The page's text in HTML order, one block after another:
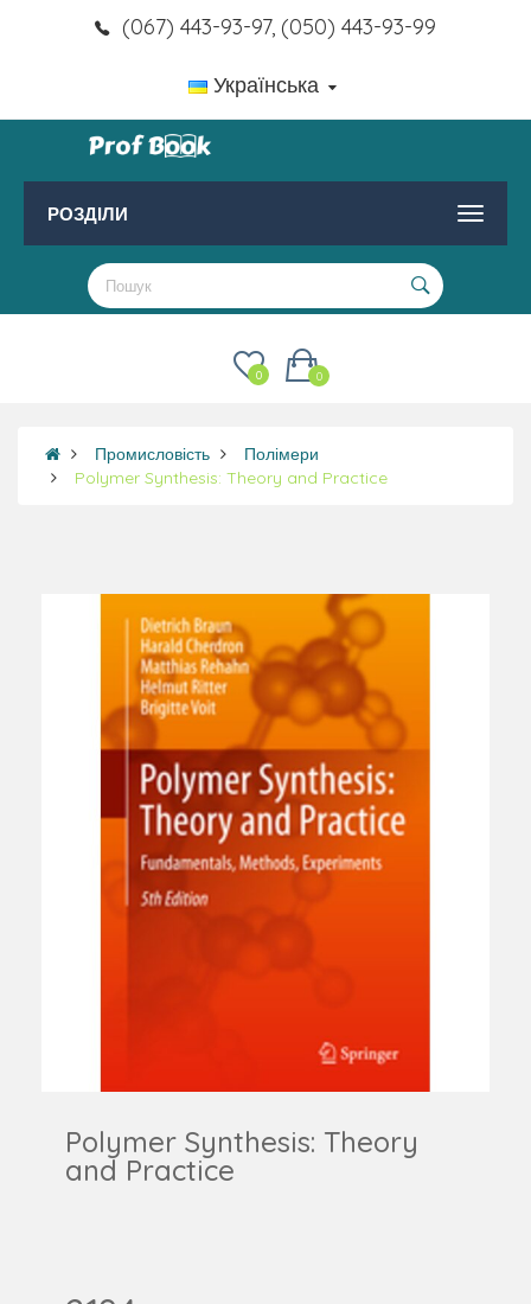
(067) 443-93-97, (050) 443-93-99
Українська
РОЗДІЛИ
0
0
Промисловість
Полімери
Polymer Synthesis: Theory and Practice
Polymer Synthesis: Theory
and Practice